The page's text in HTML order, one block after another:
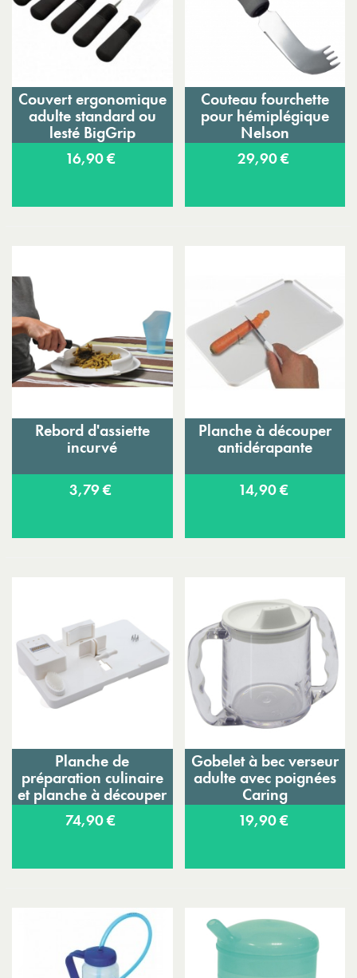
Couvert ergonomique
adulte standard ou
lesté BigGrip
16,90 €
Couteau fourchette
pour hémiplégique
Nelson
29,90 €
Rebord d'assiette
incurvé
3,79 €
Planche à découper
antidérapante
14,90 €
Planche de
préparation culinaire
et planche à découper
PMR Maxi
74,90 €
Gobelet à bec verseur
adulte avec poignées
Caring
19,90 €